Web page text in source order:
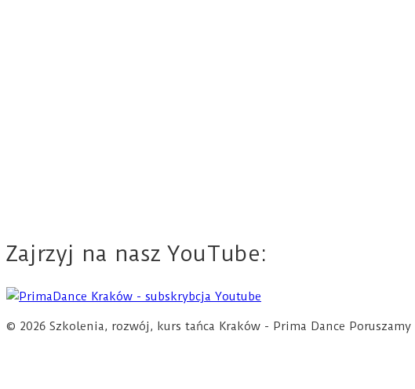
Zajrzyj na nasz YouTube:
© 2026 Szkolenia, rozwój, kurs tańca Kraków - Prima Dance